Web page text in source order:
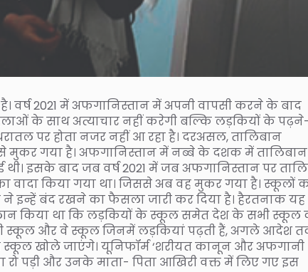
वर्ष 2021 में अफगानिस्तान में अपनी वापसी करने के बाद
के साथ अत्याचार नहीं करेगी बल्कि लड़कियों के
पर होता नजर नहीं आ रहा है। दरअसल, तालिबान
गया है। अफगानिस्तान में नब्बे के दशक में
थी। इसके बाद जब वर्ष 2021 में जब अफगानिस्तान पर
किया गया था। जिससे अब वह मुकर गया है। स्कूलों
ने इन्हें बंद रखने का फैसला जारी कर दिया है। हैरतनाक
किया था कि लड़कियों के स्कूल समेत देश के सभी स्कूल
स्कूल और वे स्कूल जिनमें लड़कियां पढ़ती हैं, अगले आदेश
खोले जाएंगे। यूनिफॉर्म ‘शरीयत कानून और अफगानी
पड़ी और उनके माता- पिता आखिरी वक्त में लिए गए इस